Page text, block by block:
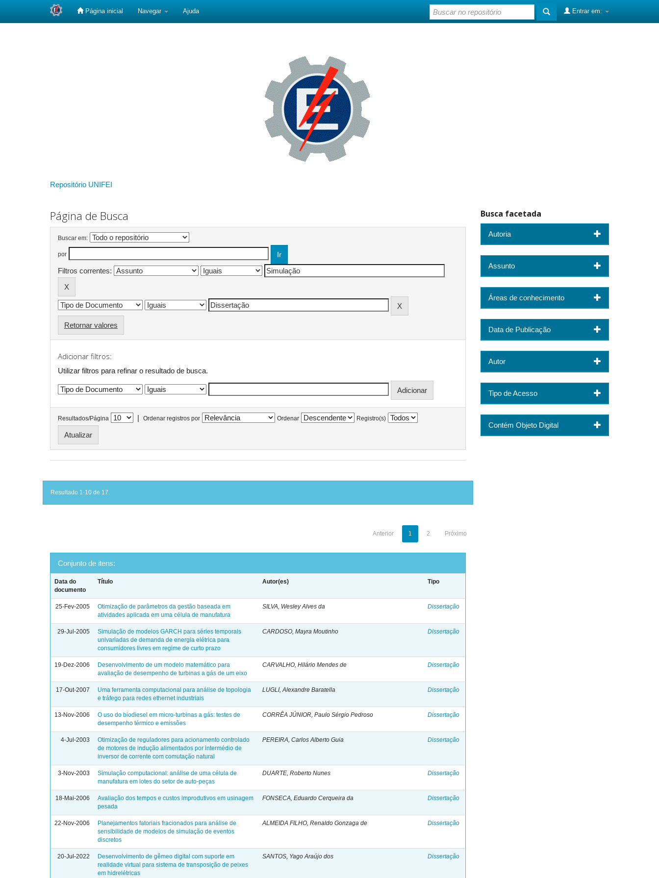
Página inicial Navegar Ajuda Entrar em:
Repositório UNIFEI
Página de Busca
Buscar em:
por
Filtros correntes:
Retornar valores
Adicionar filtros:
Utilizar filtros para refinar o resultado de busca.
Resultados/Página | Ordenar registros por Ordenar Registro(s)
Resultado 1-10 de 17.
Anterior 1 2 Próximo
Conjunto de itens:
Data do
documento
Título Autor(es) Tipo
25-Fev-2005
Otimização de parâmetros da gestão baseada em
atividades aplicada em uma célula de manufatura
SILVA, Wesley Alves da Dissertação
29-Jul-2005
Simulação de modelos GARCH para séries temporais
univariadas de demanda de energia elétrica para
consumidores livres em regime de curto prazo
CARDOSO, Mayra Moutinho Dissertação
19-Dez-2006
Desenvolvimento de um modelo matemático para
avaliação de desempenho de turbinas a gás de um eixo
CARVALHO, Hilário Mendes de Dissertação
17-Out-2007
Uma ferramenta computacional para análise de topologia
e tráfego para redes ethernet industriais
LUGLI, Alexandre Baratella Dissertação
13-Nov-2006
O uso do biodiesel em micro-turbinas a gás: testes de
desempenho térmico e emissões
CORRÊA JÚNIOR, Paulo Sérgio Pedroso Dissertação
4-Jul-2003
Otimização de reguladores para acionamento controlado
de motores de indução alimentados por intermédio de
inversor de corrente com comutação natural
PEREIRA, Carlos Alberto Guia Dissertação
3-Nov-2003
Simulação computacional: análise de uma célula de
manufatura em lotes do setor de auto-peças
DUARTE, Roberto Nunes Dissertação
18-Mai-2006
Avaliação dos tempos e custos improdutivos em usinagem
pesada
FONSECA, Eduardo Cerqueira da Dissertação
22-Nov-2006
Planejamentos fatoriais fracionados para análise de
sensibilidade de modelos de simulação de eventos
discretos
ALMEIDA FILHO, Renaldo Gonzaga de Dissertação
20-Jul-2022
Desenvolvimento de gêmeo digital com suporte em
realidade virtual para sistema de transposição de peixes
em hidrelétricas
SANTOS, Yago Araújo dos Dissertação
Busca facetada
Autoria
Assunto
Áreas de conhecimento
Data de Publicação
Autor
Tipo de Acesso
Contém Objeto Digital